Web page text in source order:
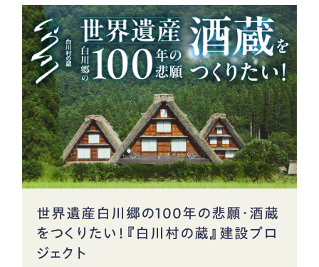
世界遺産白川郷の100年の悲願・酒蔵
をつくりたい！『白川村の蔵』建設プロ
ジェクト